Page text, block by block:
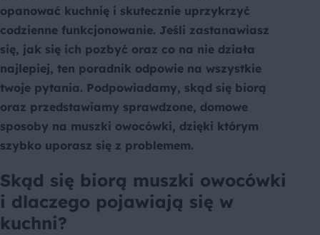
opanować kuchnię i skutecznie uprzykrzyć
codzienne funkcjonowanie. Jeśli zastanawiasz
się, jak się ich pozbyć oraz co na nie działa
najlepiej, ten poradnik odpowie na wszystkie
twoje pytania. Podpowiadamy, skąd się biorą
oraz przedstawiamy sprawdzone, domowe
sposoby na muszki owocówki, dzięki którym
szybko uporasz się z problemem.
Skąd się biorą muszki owocówki
i dlaczego pojawiają się w
kuchni?